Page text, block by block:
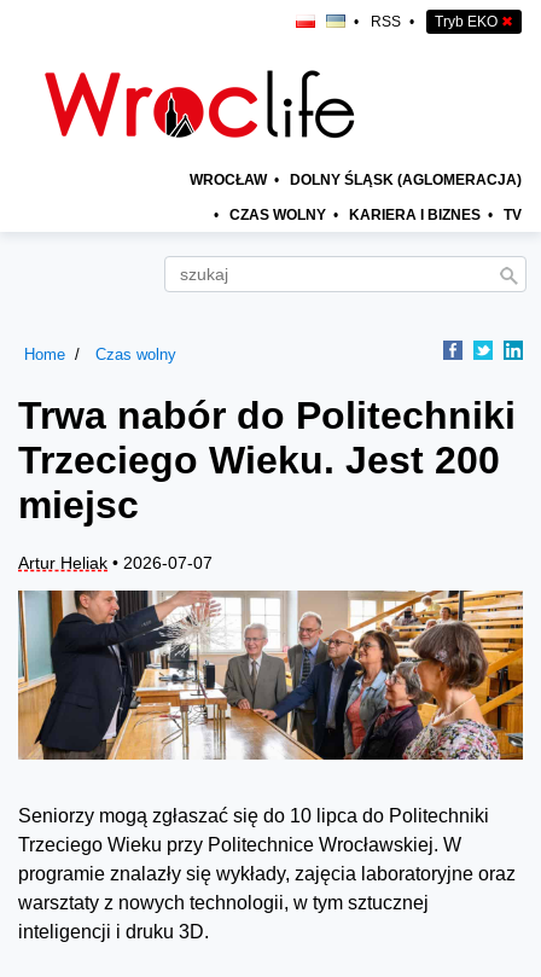
• RSS • Tryb EKO ✖
WROCŁAW • DOLNY ŚLĄSK (AGLOMERACJA)
• CZAS WOLNY • KARIERA I BIZNES • TV
Home Czas wolny
Trwa nabór do Politechniki
Trzeciego Wieku. Jest 200
miejsc
Artur Heliak • 2026-07-07
Seniorzy mogą zgłaszać się do 10 lipca do Politechniki
Trzeciego Wieku przy Politechnice Wrocławskiej. W
programie znalazły się wykłady, zajęcia laboratoryjne oraz
warsztaty z nowych technologii, w tym sztucznej
inteligencji i druku 3D.